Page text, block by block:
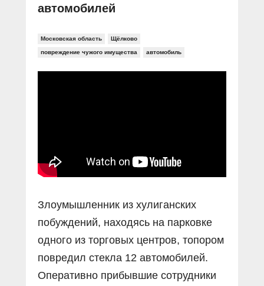
автомобилей
Московская область Щёлково
повреждение чужого имущества автомобиль
Злоумышленник из хулиганских
побуждений, находясь на парковке
одного из торговых центров, топором
повредил стекла 12 автомобилей.
Оперативно прибывшие сотрудники